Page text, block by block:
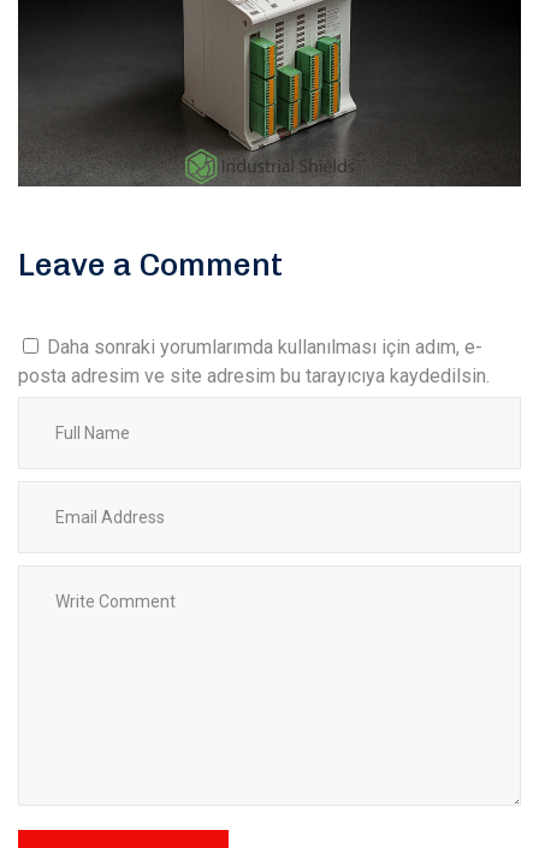
Leave a Comment
Daha sonraki yorumlarımda kullanılması için adım, e-
posta adresim ve site adresim bu tarayıcıya kaydedilsin.